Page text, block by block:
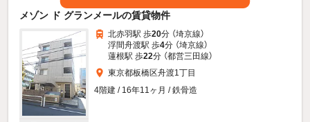
メゾン ド グランメールの賃貸物件
北赤羽駅 歩20分 （埼京線）
浮間舟渡駅 歩4分 （埼京線）
蓮根駅 歩22分 （都営三田線）
東京都板橋区舟渡1丁目
4階建 / 16年11ヶ月 / 鉄骨造